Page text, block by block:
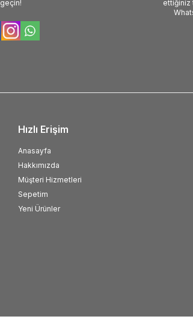
geçin!
ettiğiniz
Hızlı Erişim
Anasayfa
Hakkımızda
Müşteri Hizmetleri
Sepetim
Yeni Ürünler